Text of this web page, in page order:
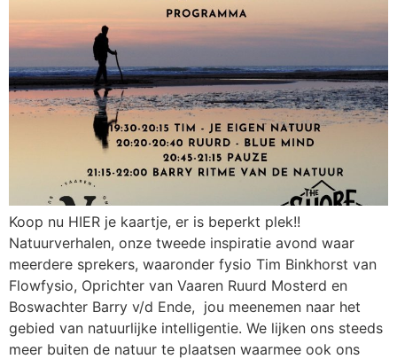
Koop nu HIER je kaartje, er is beperkt plek!!
Natuurverhalen, onze tweede inspiratie avond waar
meerdere sprekers, waaronder fysio Tim Binkhorst van
Flowfysio, Oprichter van Vaaren Ruurd Mosterd en
Boswachter Barry v/d Ende, jou meenemen naar het
gebied van natuurlijke intelligentie. We lijken ons steeds
meer buiten de natuur te plaatsen waarmee ook ons